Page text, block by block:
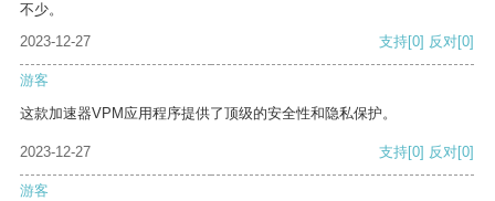
不少。
2023-12-27
支持[0] 反对[0]
游客
这款加速器VPM应用程序提供了顶级的安全性和隐私保护。
2023-12-27 支持[0] 反对[0]
游客